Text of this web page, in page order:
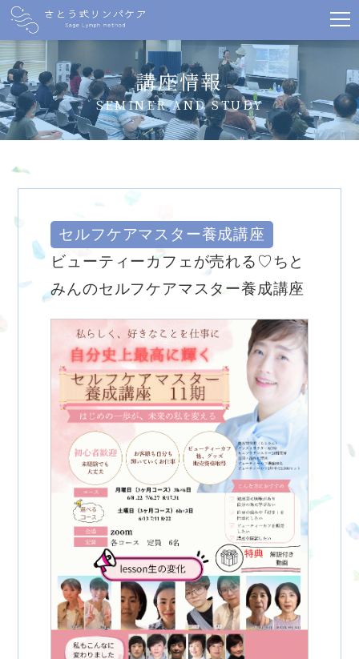
講座情報
SEMINER AND STUDY
セルフケアマスター養成講座
ビューティーカフェが売れる♡ちと
みんのセルフケアマスター養成講座